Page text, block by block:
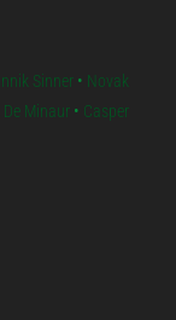
Sinner• Novak
De Minaur• Casper